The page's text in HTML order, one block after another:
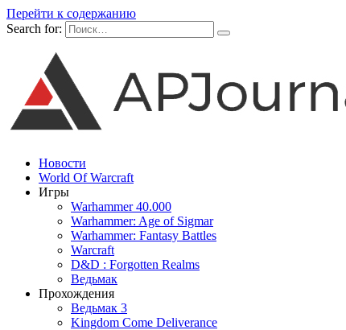
Перейти к содержанию
Search for:
Новости
World Of Warcraft
Игры
Warhammer 40.000
Warhammer: Age of Sigmar
Warhammer: Fantasy Battles
Warcraft
D&D : Forgotten Realms
Ведьмак
Прохождения
Ведьмак 3
Kingdom Come Deliverance